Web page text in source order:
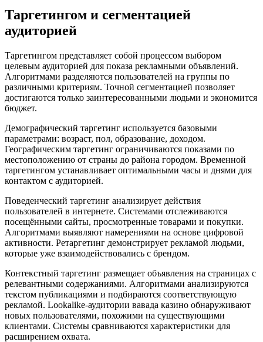
Таргетингом и сегментацией
аудиторией
Таргетингом представляет собой процессом выбором
целевым аудиторией для показа рекламными объявлений.
Алгоритмами разделяются пользователей на группы по
различными критериям. Точной сегментацией позволяет
достигаются только заинтересованными людьми и экономится
бюджет.
Демографический таргетинг используется базовыми
параметрами: возраст, пол, образование, доходом.
Географическим таргетинг ограничиваются показами по
местоположению от страны до района городом. Временной
таргетингом устанавливает оптимальными часы и днями для
контактом с аудиторией.
Поведенческий таргетинг анализирует действия
пользователей в интернете. Системами отслеживаются
посещёнными сайты, просмотренные товарами и покупки.
Алгоритмами выявляют намерениями на основе цифровой
активности. Ретаргетинг демонстрирует рекламой людьми,
которые уже взаимодействовались с брендом.
Контекстный таргетинг размещает объявления на страницах с
релевантными содержаниями. Алгоритмами анализируются
текстом публикациями и подбираются соответствующую
рекламой. Lookalike-аудитории вавада казино обнаруживают
новых пользователями, похожими на существующими
клиентами. Системы сравниваются характеристики для
расширением охвата.